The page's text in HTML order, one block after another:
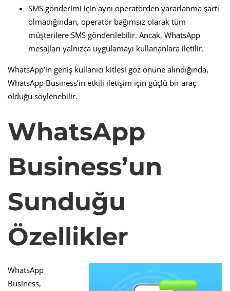
SMS gönderimi için aynı operatörden yararlanma şartı
olmadığından, operatör bağımsız olarak tüm
müşterilere SMS gönderilebilir. Ancak, WhatsApp
mesajları yalnızca uygulamayı kullananlara iletilir.
WhatsApp’in geniş kullanıcı kitlesi göz önüne alındığında,
WhatsApp Business’in etkili iletişim için güçlü bir araç
olduğu söylenebilir.
WhatsApp
Business’un
Sunduğu
Özellikler
WhatsApp
Business,